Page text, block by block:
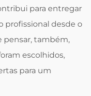
para entregar
profissional desde o
pensar, também,
escolhidos,
para um